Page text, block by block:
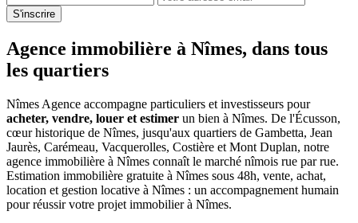
S'inscrire
Agence immobilière à Nîmes, dans tous
les quartiers
Nîmes Agence accompagne particuliers et investisseurs pour
acheter, vendre, louer et estimer un bien à Nîmes. De l'Écusson,
cœur historique de Nîmes, jusqu'aux quartiers de Gambetta, Jean
Jaurès, Carémeau, Vacquerolles, Costière et Mont Duplan, notre
agence immobilière à Nîmes connaît le marché nîmois rue par rue.
Estimation immobilière gratuite à Nîmes sous 48h, vente, achat,
location et gestion locative à Nîmes : un accompagnement humain
pour réussir votre projet immobilier à Nîmes.